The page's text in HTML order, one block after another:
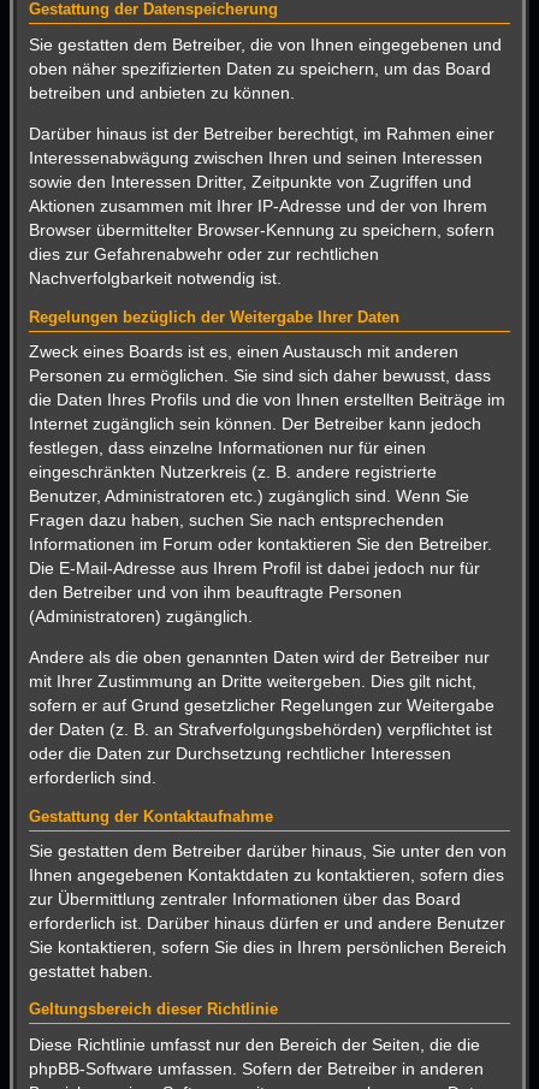
Gestattung der Datenspeicherung
Sie gestatten dem Betreiber, die von Ihnen eingegebenen und
oben näher spezifizierten Daten zu speichern, um das Board
betreiben und anbieten zu können.
Darüber hinaus ist der Betreiber berechtigt, im Rahmen einer
Interessenabwägung zwischen Ihren und seinen Interessen
sowie den Interessen Dritter, Zeitpunkte von Zugriffen und
Aktionen zusammen mit Ihrer IP-Adresse und der von Ihrem
Browser übermittelter Browser-Kennung zu speichern, sofern
dies zur Gefahrenabwehr oder zur rechtlichen
Nachverfolgbarkeit notwendig ist.
Regelungen bezüglich der Weitergabe Ihrer Daten
Zweck eines Boards ist es, einen Austausch mit anderen
Personen zu ermöglichen. Sie sind sich daher bewusst, dass
die Daten Ihres Profils und die von Ihnen erstellten Beiträge im
Internet zugänglich sein können. Der Betreiber kann jedoch
festlegen, dass einzelne Informationen nur für einen
eingeschränkten Nutzerkreis (z. B. andere registrierte
Benutzer, Administratoren etc.) zugänglich sind. Wenn Sie
Fragen dazu haben, suchen Sie nach entsprechenden
Informationen im Forum oder kontaktieren Sie den Betreiber.
Die E-Mail-Adresse aus Ihrem Profil ist dabei jedoch nur für
den Betreiber und von ihm beauftragte Personen
(Administratoren) zugänglich.
Andere als die oben genannten Daten wird der Betreiber nur
mit Ihrer Zustimmung an Dritte weitergeben. Dies gilt nicht,
sofern er auf Grund gesetzlicher Regelungen zur Weitergabe
der Daten (z. B. an Strafverfolgungsbehörden) verpflichtet ist
oder die Daten zur Durchsetzung rechtlicher Interessen
erforderlich sind.
Gestattung der Kontaktaufnahme
Sie gestatten dem Betreiber darüber hinaus, Sie unter den von
Ihnen angegebenen Kontaktdaten zu kontaktieren, sofern dies
zur Übermittlung zentraler Informationen über das Board
erforderlich ist. Darüber hinaus dürfen er und andere Benutzer
Sie kontaktieren, sofern Sie dies in Ihrem persönlichen Bereich
gestattet haben.
Geltungsbereich dieser Richtlinie
Diese Richtlinie umfasst nur den Bereich der Seiten, die die
phpBB-Software umfassen. Sofern der Betreiber in anderen